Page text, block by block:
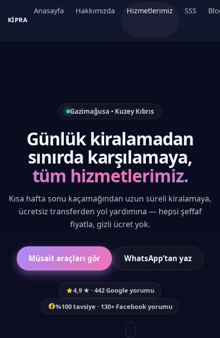
KIPRA
Anasayfa Hakkımızda Hizmetlerimiz SSS
Gazimağusa • Kuzey Kıbrıs
Günlük kiralamadan
sınırda karşılamaya,
tüm hizmetlerimiz.
Kısa hafta sonu kaçamağından uzun süreli kiralamaya,
ücretsiz transferden yol yardımına — hepsi şeffaf
fiyatla, gizli ücret yok.
Müsait araçları gör WhatsApp’tan yaz
4,9 ★ · 442 Google yorumu
%100 tavsiye · 130+ Facebook yorumu